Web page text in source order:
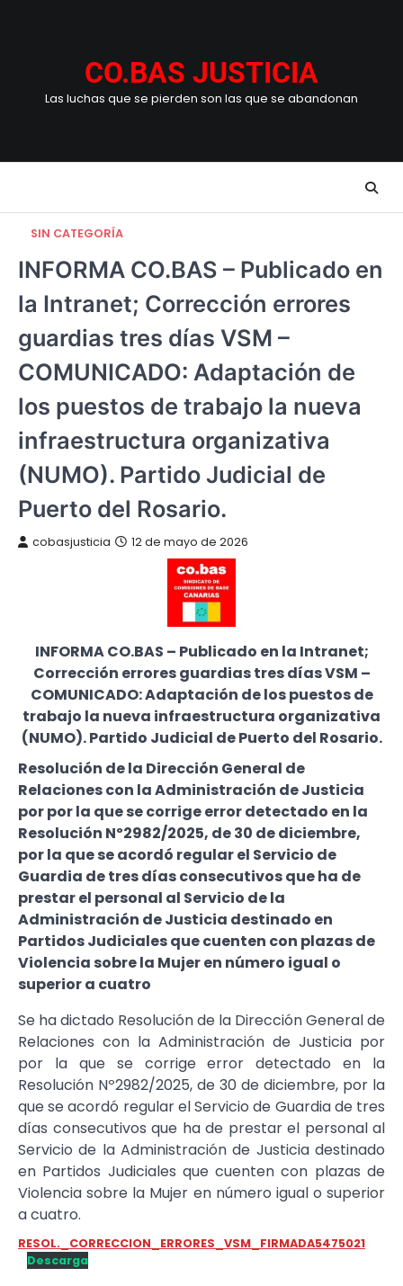
CO.BAS JUSTICIA
Las luchas que se pierden son las que se abandonan
SIN CATEGORÍA
INFORMA CO.BAS – Publicado en
la Intranet; Corrección errores
guardias tres días VSM –
COMUNICADO: Adaptación de
los puestos de trabajo la nueva
infraestructura organizativa
(NUMO). Partido Judicial de
Puerto del Rosario.
cobasjusticia 12 de mayo de 2026
INFORMA CO.BAS – Publicado en la Intranet;
Corrección errores guardias tres días VSM –
COMUNICADO: Adaptación de los puestos de
trabajo la nueva infraestructura organizativa
(NUMO). Partido Judicial de Puerto del Rosario.
Resolución de la Dirección General de
Relaciones con la Administración de Justicia
por por la que se corrige error detectado en la
Resolución Nº2982/2025, de 30 de diciembre,
por la que se acordó regular el Servicio de
Guardia de tres días consecutivos que ha de
prestar el personal al Servicio de la
Administración de Justicia destinado en
Partidos Judiciales que cuenten con plazas de
Violencia sobre la Mujer en número igual o
superior a cuatro
Se ha dictado Resolución de la Dirección General de
Relaciones con la Administración de Justicia por
por la que se corrige error detectado en la
Resolución Nº2982/2025, de 30 de diciembre, por la
que se acordó regular el Servicio de Guardia de tres
días consecutivos que ha de prestar el personal al
Servicio de la Administración de Justicia destinado
en Partidos Judiciales que cuenten con plazas de
Violencia sobre la Mujer en número igual o superior
a cuatro.
RESOL._CORRECCION_ERRORES_VSM_FIRMADA5475021
Descarga